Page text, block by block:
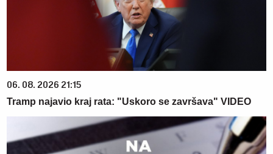
06. 08. 2026 21:15
Tramp najavio kraj rata: "Uskoro se završava" VIDEO